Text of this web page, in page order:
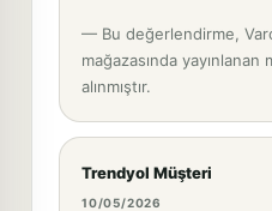
— Bu değerlendirme,
mağazasında
alınmıştır.
Trendyol Müşteri
10/05/2026